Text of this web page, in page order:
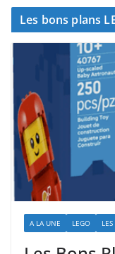
Les bons plans
A LA UNE LEGO